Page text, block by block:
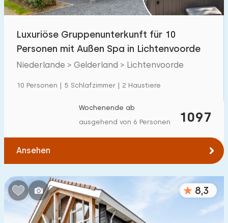
Freibad 7
Kinderanimation
Kindereinrichtungen im Park
Zugänglichkeit
Eingeschränkte Mobilität
Rollstuhlgerecht
Hilfsmittel
Luxuriöse Gruppenunterkunft für 10
Personen mit Außen Spa in Lichtenvoorde
Niederlande > Gelderland > Lichtenvoorde
10 Personen | 5 Schlafzimmer | 2 Haustiere
1097
Wochenende ab
ausgehend von 6 Personen
Ansehen
8,3